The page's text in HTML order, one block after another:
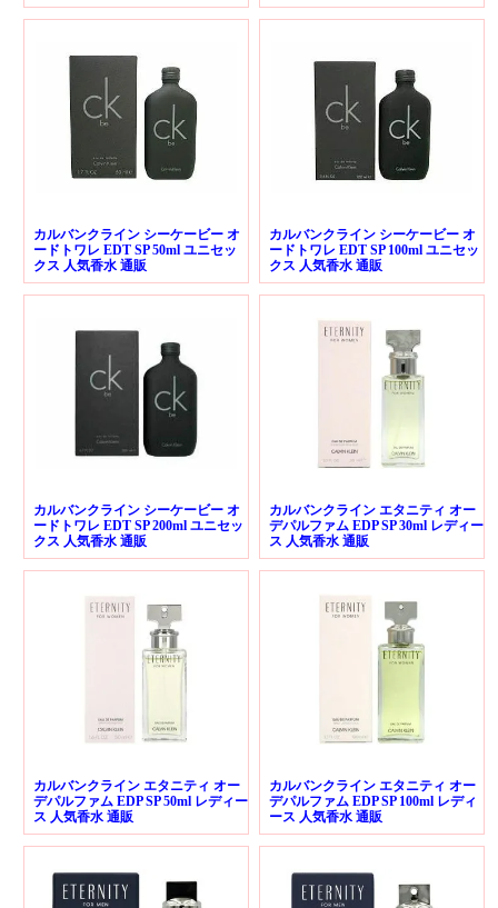
カルバンクライン シーケービー オ
ードトワレ EDT SP 50ml ユニセッ
クス 人気香水 通販
カルバンクライン シーケービー オ
ードトワレ EDT SP 100ml ユニセッ
クス 人気香水 通販
カルバンクライン シーケービー オ
ードトワレ EDT SP 200ml ユニセッ
クス 人気香水 通販
カルバンクライン エタニティ オー
デパルファム EDP SP 30ml レディー
ス 人気香水 通販
カルバンクライン エタニティ オー
デパルファム EDP SP 50ml レディー
ス 人気香水 通販
カルバンクライン エタニティ オー
デパルファム EDP SP 100ml レディ
ース 人気香水 通販